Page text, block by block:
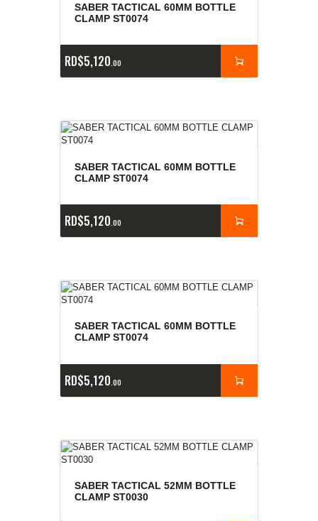
SABER TACTICAL 60MM BOTTLE
CLAMP ST0074
RD$5,120 00
SABER TACTICAL 60MM BOTTLE
CLAMP ST0074
RD$5,120 00
SABER TACTICAL 60MM BOTTLE
CLAMP ST0074
RD$5,120 00
SABER TACTICAL 52MM BOTTLE
CLAMP ST0030